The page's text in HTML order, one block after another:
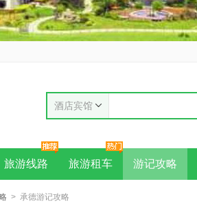
酒店宾馆
旅游线路 旅游租车 游记攻略
> 承德游记攻略